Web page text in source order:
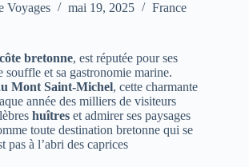
Voyages mai 19, 2025 France
côte bretonne, est réputée pour ses
souffle et sa gastronomie marine.
Mont Saint-Michel, cette charmante
année des milliers de visiteurs
huîtres et admirer ses paysages
toute destination bretonne qui se
pas à l’abri des caprices